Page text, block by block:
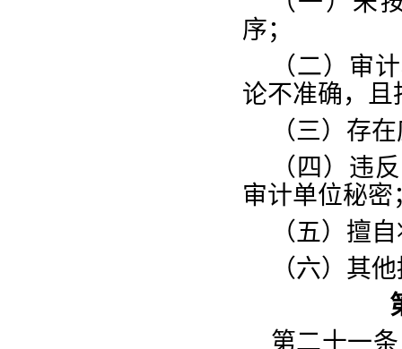
序；
（二）审
论不准确，
（三）存
（四）违
审计单位秘密
（五）擅
（六）其
第二十一条